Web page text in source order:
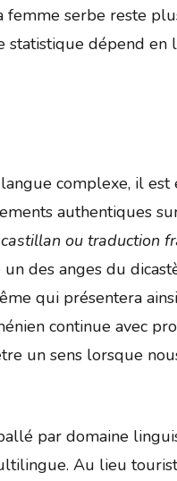
serbe reste
statistique dépend en
complexe, il est
authentiques
castillan ou traduction
des anges du
qui présentera ainsi
continue avec
un sens lorsque
par domaine
Au lieu